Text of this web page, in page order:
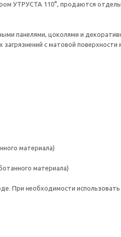
УТРУСТА 110°, продаются
панелями, цоколями и
загрязнений с матовой
материала)
материала)
При необходимости